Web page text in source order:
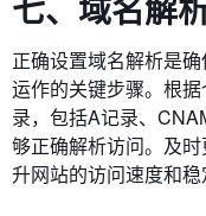
正确设置域名解析是
运作的关键步骤。根
录，包括A记录、
够正确解析访问。及
升网站的访问速度和稳